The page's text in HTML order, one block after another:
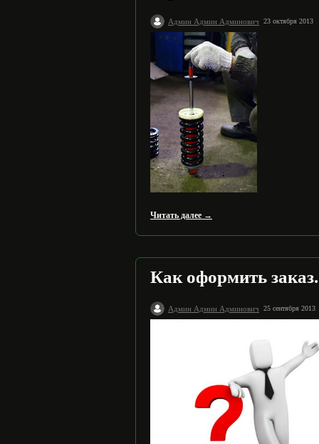
Админ Админ Админович 23 октября 2013
Читать далее →
Как оформить заказ.
Админ Админ Админович 25 сентября 2013